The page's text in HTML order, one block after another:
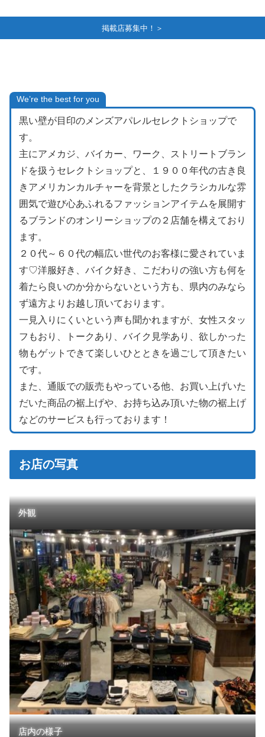
掲載店募集中！＞
We’re the best for you
黒い壁が目印のメンズアパレルセレクトショップで
す。
主にアメカジ、バイカー、ワーク、ストリートブラン
ドを扱うセレクトショップと、１９００年代の古き良
きアメリカンカルチャーを背景としたクラシカルな雰
囲気で遊び心あふれるファッションアイテムを展開す
るブランドのオンリーショップの２店舗を構えており
ます。
２０代～６０代の幅広い世代のお客様に愛されていま
す♡洋服好き、バイク好き、こだわりの強い方も何を
着たら良いのか分からないという方も、県内のみなら
ず遠方よりお越し頂いております。
一見入りにくいという声も聞かれますが、女性スタッ
フもおり、トークあり、バイク見学あり、欲しかった
物もゲットできて楽しいひとときを過ごして頂きたい
です。
また、通販での販売もやっている他、お買い上げいた
だいた商品の裾上げや、お持ち込み頂いた物の裾上げ
などのサービスも行っております！
お店の写真
外観
店内の様子